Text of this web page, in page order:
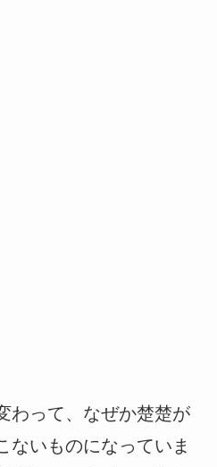
わって、なぜか楚楚が
ないものになっていま